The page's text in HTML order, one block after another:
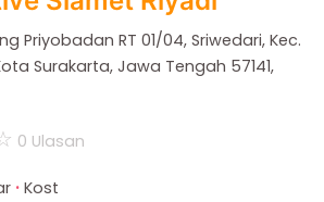
Priyobadan RT 01/04, Sriwedari, Kec.
Surakarta, Jawa Tengah 57141,
0 Ulasan
· Kost